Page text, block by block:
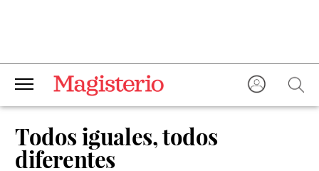
Todos iguales, todos
diferentes